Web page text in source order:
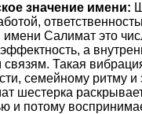
значение имени:
Салимат это
а
связям. Такая
семейному ритму
шестерка
и потому